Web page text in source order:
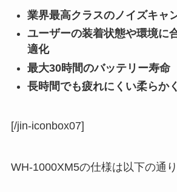
業界最高クラスのノイズキャ
ユーザーの装着状態や環境に
適化
最大30時間のバッテリー寿命
長時間でも疲れにくい柔らか
[/jin-iconbox07]
WH-1000XM5の仕様は以下の通り